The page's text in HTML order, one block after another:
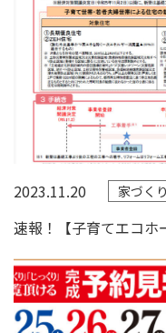
2023.11.20 家づく
速報！【子育てエコホ